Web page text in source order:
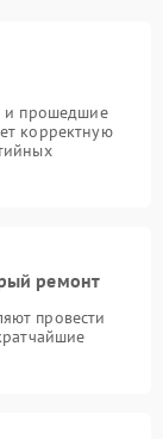
и прошедшие
корректную
ремонт
провести